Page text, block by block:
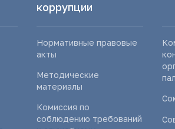
коррупции
Нормативные правовые
акты
Методические
материалы
Комиссия по
соблюдению требований